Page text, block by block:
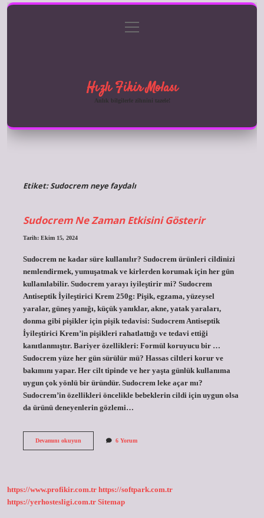
Gizlilik Politikası
menüyü
aç
Hızlı Fikir Molası
Anlık bilgilerle zihnini tazele!
Etiket:Sudocrem neye faydalı
Sudocrem Ne Zaman Etkisini Gösterir
Tarih: Ekim 15, 2024
Sudocrem ne kadar süre kullanılır? Sudocrem ürünleri cildinizi
nemlendirmek, yumuşatmak ve kirlerden korumak için her gün
kullanılabilir. Sudocrem yarayı iyileştirir mi? Sudocrem
Antiseptik İyileştirici Krem 250g: Pişik, egzama, yüzeysel
yaralar, güneş yanığı, küçük yanıklar, akne, yatak yaraları,
donma gibi pişikler için pişik tedavisi: Sudocrem Antiseptik
İyileştirici Krem’in pişikleri rahatlattığı ve tedavi ettiği
kanıtlanmıştır. Bariyer özellikleri: Formül koruyucu bir …
Sudocrem yüze her gün sürülür mü? Hassas ciltleri korur ve
bakımını yapar. Her cilt tipinde ve her yaşta günlük kullanıma
uygun çok yönlü bir üründür. Sudocrem leke açar mı?
Sudocrem’in özellikleri öncelikle bebeklerin cildi için uygun olsa
da ürünü deneyenlerin gözlemi…
Devamını okuyunSudocrem
6 Yorum
https://www.profikir.com.tr https://softpark.com.tr
https://yerhostesligi.com.tr Sitemap